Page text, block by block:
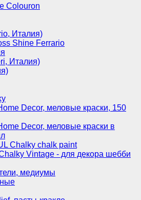
Colouron
Италия)
Shine Ferrario
Италия)
Decor, меловые краски, 150
Decor, меловые краски в
Chalky chalk paint
Vintage - для декора шебби
медиумы